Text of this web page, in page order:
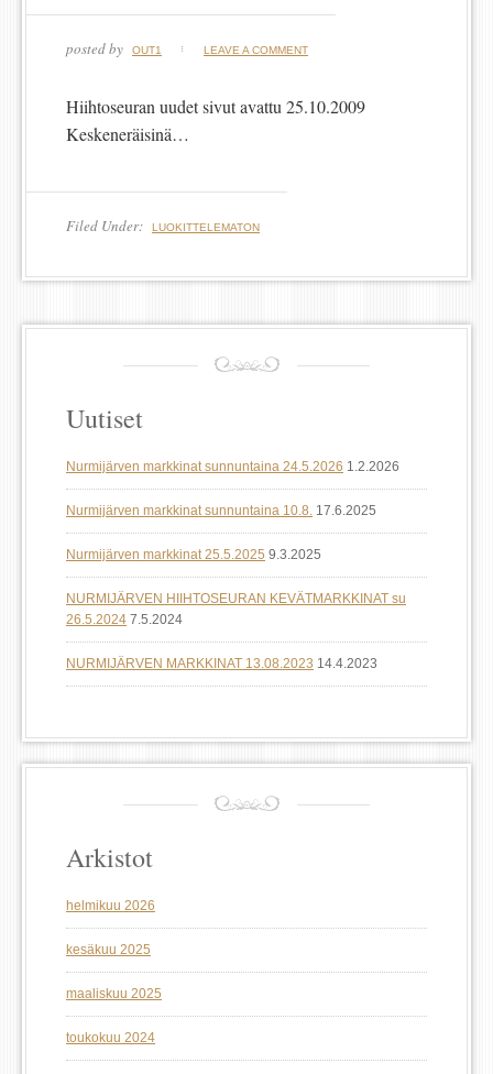
posted by OUT1 LEAVE A COMMENT
Hiihtoseuran uudet sivut avattu 25.10.2009
Keskeneräisinä…
Filed Under: LUOKITTELEMATON
Uutiset
Nurmijärven markkinat sunnuntaina 24.5.2026 1.2.2026
Nurmijärven markkinat sunnuntaina 10.8. 17.6.2025
Nurmijärven markkinat 25.5.2025 9.3.2025
NURMIJÄRVEN HIIHTOSEURAN KEVÄTMARKKINAT su
26.5.2024 7.5.2024
NURMIJÄRVEN MARKKINAT 13.08.2023 14.4.2023
Arkistot
helmikuu 2026
kesäkuu 2025
maaliskuu 2025
toukokuu 2024